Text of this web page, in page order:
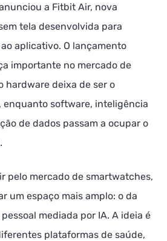
a Fitbit Air, nova
tela desenvolvida para
aplicativo. O lançamento
importante no mercado de
hardware deixa de ser o
software, inteligência
de dados passam a ocupar o
pelo mercado de smartwatches,
um espaço mais amplo: o da
mediada por IA. A ideia é
plataformas de saúde,